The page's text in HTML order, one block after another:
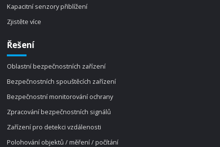
Kapacitní senzory přiblížení
Zjistěte více
Řešení
Oblastní bezpečnostních zařízení
Bezpečnostních spouštěcích zařízení
Bezpečnostní monitorování ochrany
Zpracování bezpečnostních signálů
Zařízení pro detekci vzdálenosti
Polohování objektů / měření / počítání